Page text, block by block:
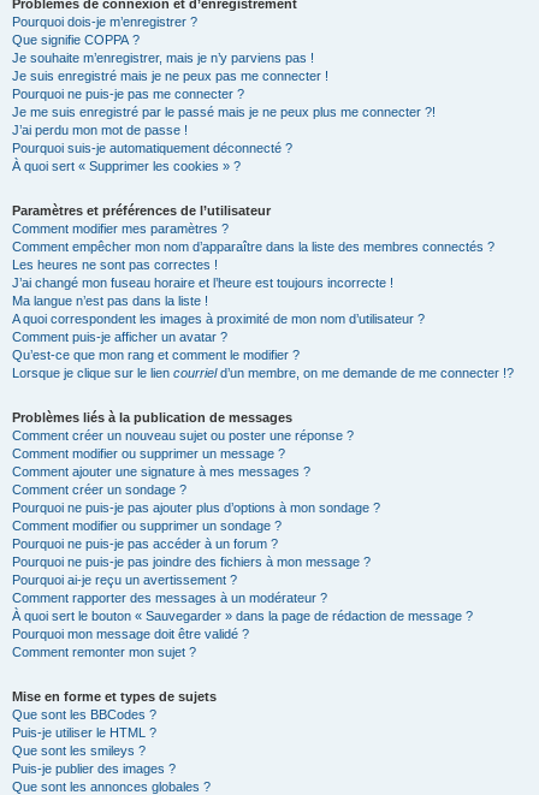
Problèmes de connexion et d’enregistrement
Pourquoi dois-je m’enregistrer ?
Que signifie COPPA ?
Je souhaite m’enregistrer, mais je n’y parviens pas !
Je suis enregistré mais je ne peux pas me connecter !
Pourquoi ne puis-je pas me connecter ?
Je me suis enregistré par le passé mais je ne peux plus me connecter ?!
J’ai perdu mon mot de passe !
Pourquoi suis-je automatiquement déconnecté ?
À quoi sert « Supprimer les cookies » ?
Paramètres et préférences de l’utilisateur
Comment modifier mes paramètres ?
Comment empêcher mon nom d’apparaître dans la liste des membres connectés ?
Les heures ne sont pas correctes !
J’ai changé mon fuseau horaire et l’heure est toujours incorrecte !
Ma langue n’est pas dans la liste !
A quoi correspondent les images à proximité de mon nom d’utilisateur ?
Comment puis-je afficher un avatar ?
Qu’est-ce que mon rang et comment le modifier ?
Lorsque je clique sur le lien courrield’un membre, on me demande de me connecter !?
Problèmes liés à la publication de messages
Comment créer un nouveau sujet ou poster une réponse ?
Comment modifier ou supprimer un message ?
Comment ajouter une signature à mes messages ?
Comment créer un sondage ?
Pourquoi ne puis-je pas ajouter plus d’options à mon sondage ?
Comment modifier ou supprimer un sondage ?
Pourquoi ne puis-je pas accéder à un forum ?
Pourquoi ne puis-je pas joindre des fichiers à mon message ?
Pourquoi ai-je reçu un avertissement ?
Comment rapporter des messages à un modérateur ?
À quoi sert le bouton « Sauvegarder » dans la page de rédaction de message ?
Pourquoi mon message doit être validé ?
Comment remonter mon sujet ?
Mise en forme et types de sujets
Que sont les BBCodes ?
Puis-je utiliser le HTML ?
Que sont les smileys ?
Puis-je publier des images ?
Que sont les annonces globales ?